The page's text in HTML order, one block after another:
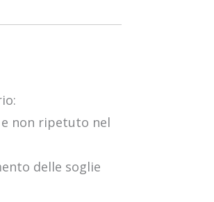
non ripetuto nel
delle soglie